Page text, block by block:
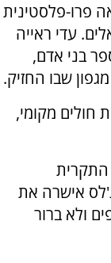
פרו-פלסטינית
עדי ראייה
בני אדם,
שבו החזיק.
חולים מקומי,
התקרית
אישרה את
ולא ברור